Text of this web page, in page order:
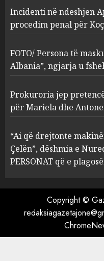
4
5
“Ai
flet
Incidenti në ndeshjen
procedim penal për
FOTO/ Persona të
Albania”, ngjarja u
Prokuroria jep
për Mariela dhe
“Ai që drejtonte
Çelën”, dëshmia e
PERSONAT që e
Copyright ©